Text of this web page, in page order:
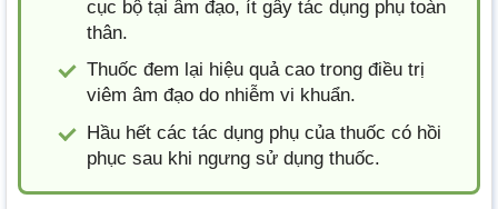
cục bộ tại âm đạo, ít gây tác dụng phụ toàn
thân.
Thuốc đem lại hiệu quả cao trong điều trị
viêm âm đạo do nhiễm vi khuẩn.
Hầu hết các tác dụng phụ của thuốc có hồi
phục sau khi ngưng sử dụng thuốc.